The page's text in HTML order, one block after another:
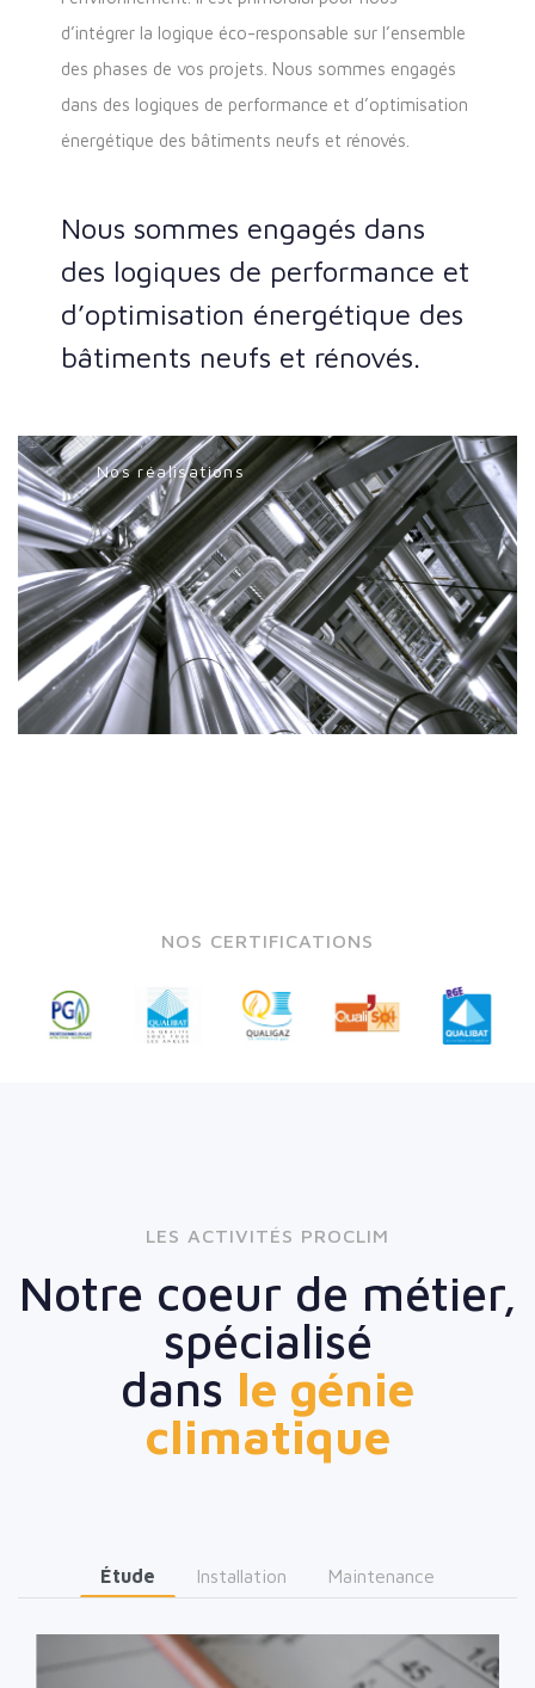
d’intégrer la logique éco-responsable sur l’ensemble
des phases de vos projets. Nous sommes engagés
dans des logiques de performance et d’optimisation
énergétique des bâtiments neufs et rénovés.
Nous sommes engagés dans
des logiques de performance et
d’optimisation énergétique des
bâtiments neufs et rénovés.
Nos réalisations
NOS CERTIFICATIONS
LES ACTIVITÉS PROCLIM
Notre coeur de métier,
spécialisé
dans le génie
climatique
Étude Installation Maintenance